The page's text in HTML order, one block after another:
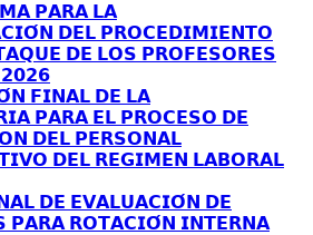
𝗣𝗔𝗥𝗔 𝗟𝗔
𝗗𝗘𝗟 𝗣𝗥𝗢𝗖𝗘𝗗𝗜𝗠𝗜𝗘𝗡𝗧𝗢
𝗗𝗘 𝗟𝗢𝗦 𝗣𝗥𝗢𝗙𝗘𝗦𝗢𝗥𝗘𝗦
𝗙𝗜𝗡𝗔𝗟 𝗗𝗘 𝗟𝗔
𝗣𝗔𝗥𝗔 𝗘𝗟 𝗣𝗥𝗢𝗖𝗘𝗦𝗢 𝗗𝗘
𝗗𝗘𝗟 𝗣𝗘𝗥𝗦𝗢𝗡𝗔𝗟
𝗗𝗘𝗟 𝗥𝗘𝗚𝗜𝗠𝗘𝗡 𝗟𝗔𝗕𝗢𝗥𝗔𝗟
𝗗𝗘 𝗘𝗩𝗔𝗟𝗨𝗔𝗖𝗜𝗢́𝗡 𝗗𝗘
𝗣𝗔𝗥𝗔 𝗥𝗢𝗧𝗔𝗖𝗜𝗢́𝗡 𝗜𝗡𝗧𝗘𝗥𝗡𝗔